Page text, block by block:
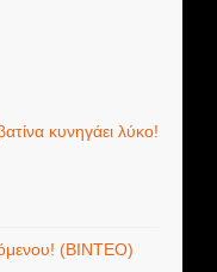
κυνηγάει λύκο!
(BINTEO)